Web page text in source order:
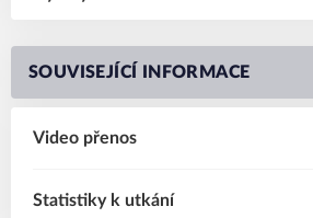
SOUVISEJÍCÍ INFORMACE
Video přenos
Statistiky k utkání